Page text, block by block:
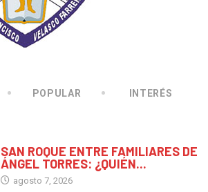
POPULAR INTERÉS
SAN ROQUE ENTRE FAMILIARES DE
ÁNGEL TORRES: ¿QUIÉN...
agosto 7, 2026